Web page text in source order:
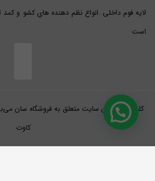
لایه فوم داخلی .انواع نظم دهنده های کشو و
است
کلیه حقوق این سایت متعلق به فروشگاه سان
کاوت